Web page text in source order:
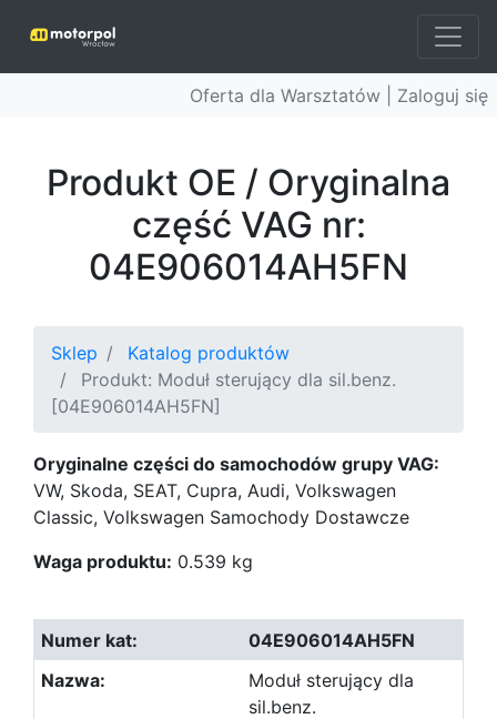
Oferta dla Warsztatów | Zaloguj się
Produkt OE / Oryginalna
część VAG nr:
04E906014AH5FN
Sklep
Katalog produktów
Produkt: Moduł sterujący dla sil.benz.
[04E906014AH5FN]
Oryginalne części do samochodów grupy VAG:
VW, Skoda, SEAT, Cupra, Audi, Volkswagen
Classic, Volkswagen Samochody Dostawcze
Waga produktu: 0.539 kg
04E906014AH5FN
Moduł sterujący dla
sil.benz.